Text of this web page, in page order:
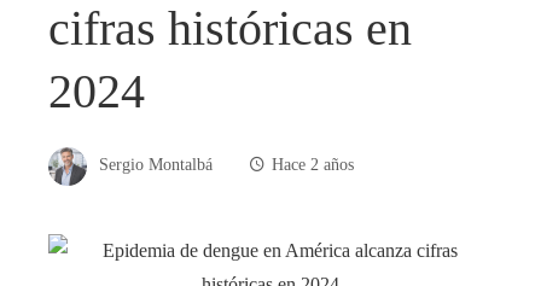
cifras históricas en
2024
Sergio Montalbá Hace 2 años